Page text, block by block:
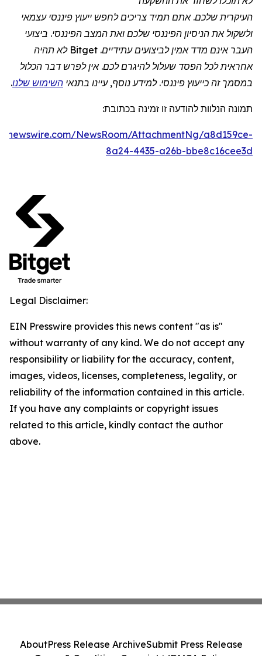
העיקרית שלכם. אתם תמיד צריכים לחפש ייעוץ פיננסי עצמאי
ולשקול את הניסיון הפיננסי שלכם ואת המצב הפיננסי. ביצועי
העבר אינם מדד אמין לביצועים עתידיים. Bitget לא תהיה
אחראית לכל הפסד שעלול להיגרם לכם. אין לפרש דבר הכלול
במסמך זה כייעוץ פיננסי. למידע נוסף, עיינו בתנאי השימוש שלנו.
תמונה הנלוות להודעה זו זמינה בכתובת:
NewsRoom/AttachmentNg/a8d159ce-
8a24-4435-a26b-bbe8c16cee3d
Legal Disclaimer:
EIN Presswire provides this news content "as is"
without warranty of any kind. We do not accept any
responsibility or liability for the accuracy, content,
images, videos, licenses, completeness, legality, or
reliability of the information contained in this article.
If you have any complaints or copyright issues
related to this article, kindly contact the author
above.
AboutPress Release ArchiveSubmit Press Release